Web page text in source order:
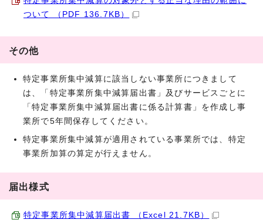
ついて （PDF 136.7KB）
その他
特定事業所集中減算に該当しない事業所につきまして
は、「特定事業所集中減算届出書」及びサービスごとに
「特定事業所集中減算届出書に係る計算書」を作成し事
業所で5年間保存してください。
特定事業所集中減算が適用されている事業所では、特定
事業所加算の算定が行えません。
届出様式
特定事業所集中減算届出書 （Excel 21.7KB）